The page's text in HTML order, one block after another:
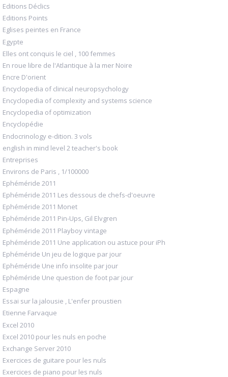
Editions Déclics
Editions Points
Eglises peintes en France
Egypte
Elles ont conquis le ciel , 100 femmes
En roue libre de l'Atlantique à la mer Noire
Encre D'orient
Encyclopedia of clinical neuropsychology
Encyclopedia of complexity and systems science
Encyclopedia of optimization
Encyclopédie
Endocrinology e-dition. 3 vols
english in mind level 2 teacher's book
Entreprises
Environs de Paris , 1/100000
Ephéméride 2011
Ephéméride 2011 Les dessous de chefs-d'oeuvre
Ephéméride 2011 Monet
Ephéméride 2011 Pin-Ups, Gil Elvgren
Ephéméride 2011 Playboy vintage
Ephéméride 2011 Une application ou astuce pour iPh
Ephéméride Un jeu de logique par jour
Ephéméride Une info insolite par jour
Ephéméride Une question de foot par jour
Espagne
Essai sur la jalousie , L'enfer proustien
Etienne Farvaque
Excel 2010
Excel 2010 pour les nuls en poche
Exchange Server 2010
Exercices de guitare pour les nuls
Exercices de piano pour les nuls